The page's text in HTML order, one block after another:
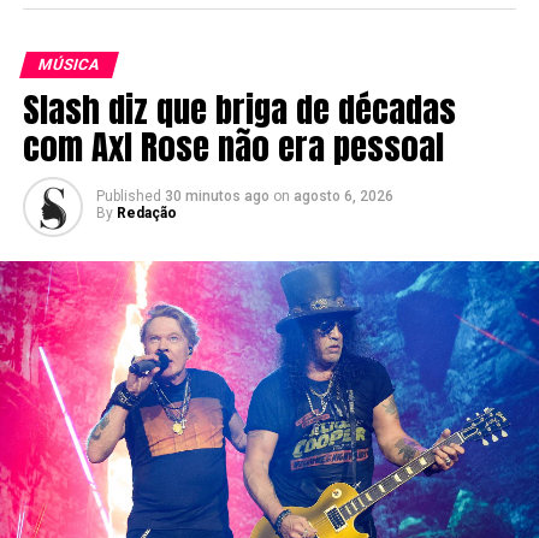
MÚSICA
Slash diz que briga de décadas
com Axl Rose não era pessoal
Published 30 minutos ago on agosto 6, 2026
By Redação